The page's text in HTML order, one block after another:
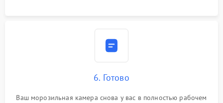
6. Готово
Ваш морозильная камера снова у вас в полностью рабочем